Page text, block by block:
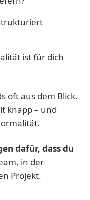
ist für dich
oft aus dem Blick.
knapp – und
dafür, dass du
in der
Projekt.